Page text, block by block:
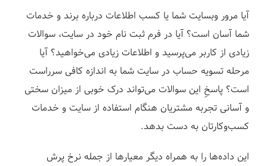
آیا مرور وبسایت شما یا کسب اطلاعات درباره برند و خدمات
شما آسان است؟ آیا در فرم ثبت نام خود در سایت، سوالات
زیادی از کاربر می‌پرسید و اطلاعات زیادی می‌خواهید؟ آیا
مرحله تسویه حساب در سایت شما به اندازه کافی سرراست
است؟ پاسخِ این سوالات می‌تواند درک خوبی از میزان سختی
و آسانی تجربه مشتریان هنگام استفاده از سایت و خدمات
کسب‌وکارتان به دست بدهد.
این داده‌ها را به همراه دیگر معیار‌ها از جمله نرخ پرش